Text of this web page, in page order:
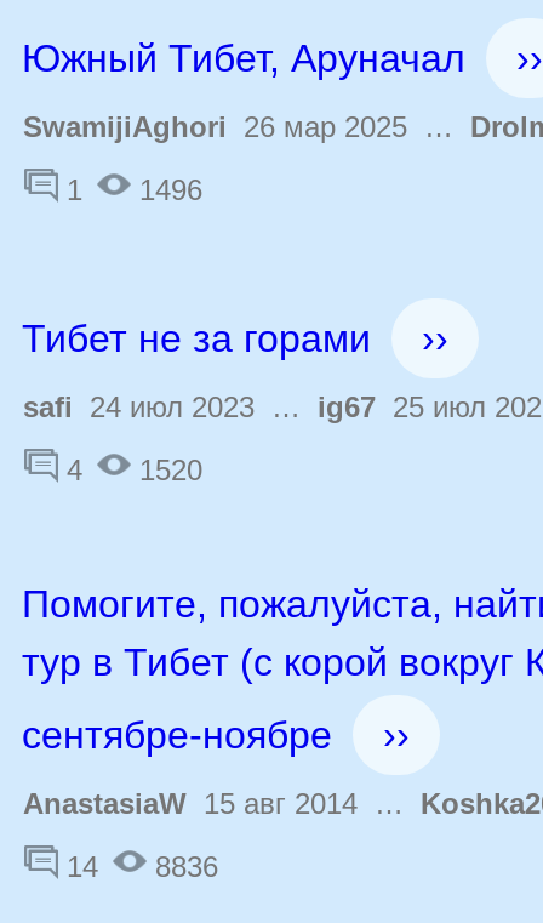
Южный Тибет, Аруначал ››
SwamijiAghori 26 мар 2025 …
1
1496
Тибет не за горами ››
safi 24 июл 2023 … ig67 25 июл
4
1520
Помогите, пожалуйста,
тур в Тибет (с корой вокруг
сентябре-ноябре
››
AnastasiaW 15 авг 2014 …
14
8836